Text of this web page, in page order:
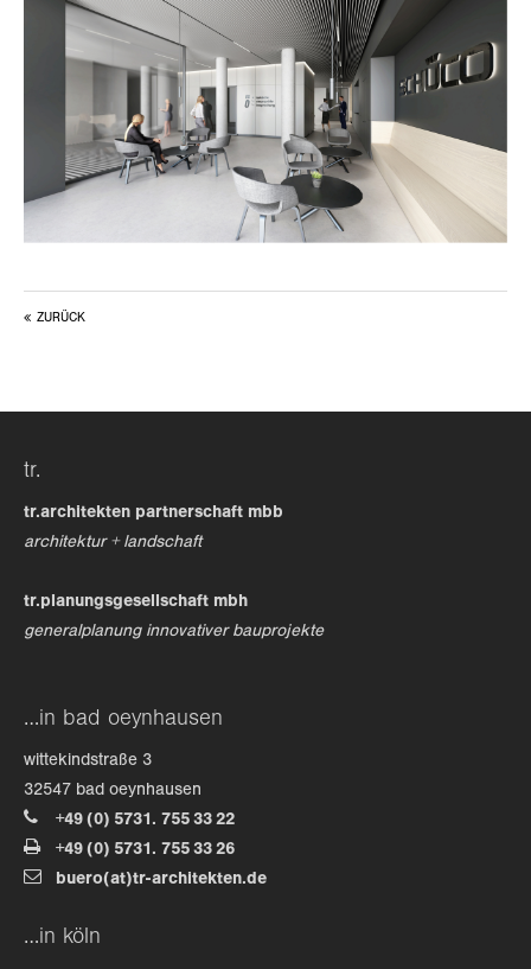
ZURÜCK
tr.
tr.architekten partnerschaft mbb
architektur + landschaft
tr.planungsgesellschaft mbh
generalplanung innovativer bauprojekte
…in bad oeynhausen
wittekindstraße 3
32547 bad oeynhausen
+49 (0) 5731. 755 33 22
+49 (0) 5731. 755 33 26
buero(at)tr-architekten.de
…in köln